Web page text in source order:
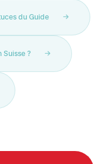
du Guide
Suisse ?